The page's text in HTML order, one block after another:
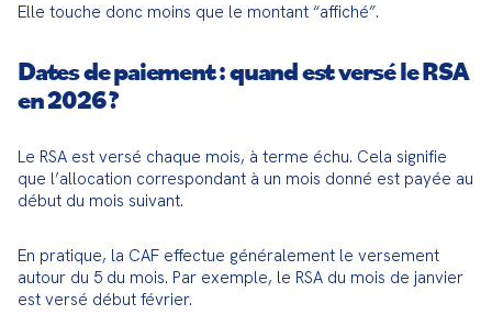
Elle touche donc moins que le montant “affiché”.
Dates de paiement : quand est versé le RSA
en 2026 ?
Le RSA est versé chaque mois, à terme échu. Cela signifie
que l’allocation correspondant à un mois donné est payée au
début du mois suivant.
En pratique, la CAF effectue généralement le versement
autour du 5 du mois. Par exemple, le RSA du mois de janvier
est versé début février.